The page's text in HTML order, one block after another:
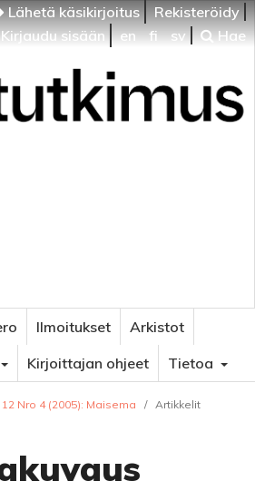
Lähetä käsikirjoitus
Rekisteröidy
sisään
en fi sv Hae
Ilmoitukset
Arkistot
Kirjoittajan ohjeet Tietoa
12 Nro 4 (2005): Maisema / Artikkelit